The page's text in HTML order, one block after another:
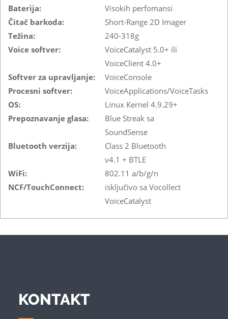
Baterija:
Visokih perfomansi
Čitač barkoda:
Short-Range 2D Imager
Težina:
240-318g
Voice softver:
VoiceCatalyst 5.0+ ili
VoiceClient 4.0+
Softver za upravljanje:
VoiceConsole
Procesni softver:
VoiceApplications/VoiceTasks
OS:
Linux Kernel 4.9.29+
Prepoznavanje glasa:
Blue Streak sa
SoundSense
Bluetooth verzija:
Class 2 Bluetooth
v4.1 + BTLE
WiFi:
802.11 a/b/g/n
NCF/TouchConnect:
isključivo sa Vocollect
VoiceCatalyst
KONTAKT